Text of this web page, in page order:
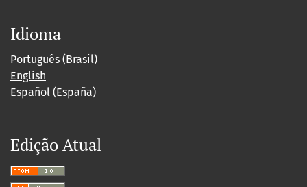
Idioma
Português (Brasil)
English
Español (España)
Edição Atual